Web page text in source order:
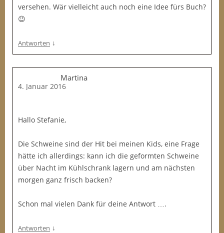
versehen. Wär vielleicht auch noch eine Idee fürs Buch?
😉
Antworten ↓
Martina
4. Januar 2016
Hallo Stefanie,
Die Schweine sind der Hit bei meinen Kids, eine Frage
hätte ich allerdings: kann ich die geformten Schweine
über Nacht im Kühlschrank lagern und am nächsten
morgen ganz frisch backen?
Schon mal vielen Dank für deine Antwort ….
Antworten ↓